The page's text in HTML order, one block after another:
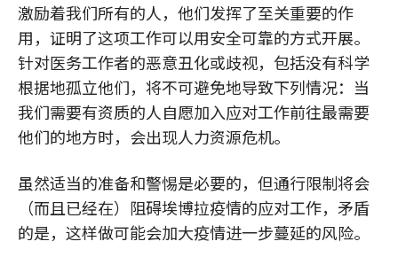
激励着我们所有的人，他们发挥了至关重要的作
用，证明了这项工作可以用安全可靠的方式开展。
针对医务工作者的恶意丑化或歧视，包括没有科学
根据地孤立他们，将不可避免地导致下列情况：当
我们需要有资质的人自愿加入应对工作前往最需要
他们的地方时，会出现人力资源危机。
虽然适当的准备和警惕是必要的，但通行限制将会
（而且已经在）阻碍埃博拉疫情的应对工作，矛盾
的是，这样做可能会加大疫情进一步蔓延的风险。